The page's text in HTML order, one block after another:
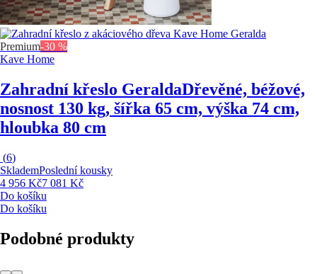
Premium-30 %
Kave Home
Zahradní křeslo GeraldaDřevěné, béžové,
nosnost 130 kg, šířka 65 cm, výška 74 cm,
hloubka 80 cm
(6)
SklademPoslední kousky
4 956 Kč7 081 Kč
Do košíku
Do košíku
Podobné produkty